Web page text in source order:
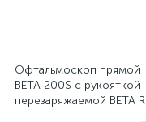
Офтальмоскоп прямой
BETA 200S с рукояткой
перезаряжаемой BETA R